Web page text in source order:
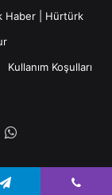
Haber
Hürtürk
Kullanım Koşulları
WhatsApp